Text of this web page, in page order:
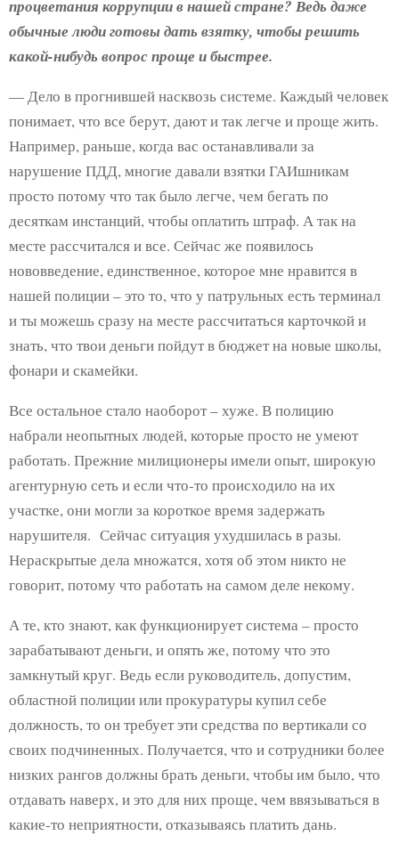
процветания коррупции в нашей стране? Ведь даже
обычные люди готовы дать взятку, чтобы решить
какой-нибудь вопрос проще и быстрее.
— Дело в прогнившей насквозь системе. Каждый человек
понимает, что все берут, дают и так легче и проще жить.
Например, раньше, когда вас останавливали за
нарушение ПДД, многие давали взятки ГАИшникам
просто потому что так было легче, чем бегать по
десяткам инстанций, чтобы оплатить штраф. А так на
месте рассчитался и все. Сейчас же появилось
нововведение, единственное, которое мне нравится в
нашей полиции – это то, что у патрульных есть терминал
и ты можешь сразу на месте рассчитаться карточкой и
знать, что твои деньги пойдут в бюджет на новые школы,
фонари и скамейки.
Все остальное стало наоборот – хуже. В полицию
набрали неопытных людей, которые просто не умеют
работать. Прежние милиционеры имели опыт, широкую
агентурную сеть и если что-то происходило на их
участке, они могли за короткое время задержать
нарушителя. Сейчас ситуация ухудшилась в разы.
Нераскрытые дела множатся, хотя об этом никто не
говорит, потому что работать на самом деле некому.
А те, кто знают, как функционирует система – просто
зарабатывают деньги, и опять же, потому что это
замкнутый круг. Ведь если руководитель, допустим,
областной полиции или прокуратуры купил себе
должность, то он требует эти средства по вертикали со
своих подчиненных. Получается, что и сотрудники более
низких рангов должны брать деньги, чтобы им было, что
отдавать наверх, и это для них проще, чем ввязываться в
какие-то неприятности, отказываясь платить дань.